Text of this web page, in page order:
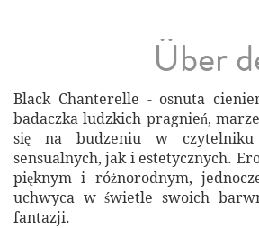
Über
Black Chanterelle - osnuta
badaczka ludzkich pragnień,
się na budzeniu w czytelniku
sensualnych, jak i estetycznych.
pięknym i różnorodnym,
uchwyca w świetle swoich
fantazji.